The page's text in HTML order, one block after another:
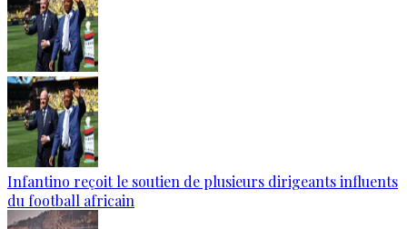
Infantino reçoit le soutien de plusieurs dirigeants influents
du football africain